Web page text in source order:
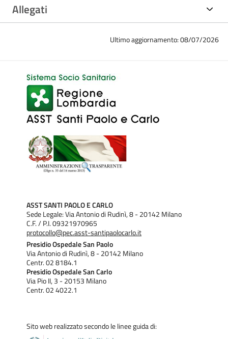
Allegati
Ultimo aggiornamento: 08/07/2026
ASST SANTI PAOLO E CARLO
Sede Legale: Via Antonio di Rudinì, 8 - 20142 Milano
C.F. / P.I. 09321970965
protocollo@pec.asst-santipaolocarlo.it
Presidio Ospedale San Paolo
Via Antonio di Rudinì, 8 - 20142 Milano
Centr. 02 8184.1
Presidio Ospedale San Carlo
Via Pio II, 3 - 20153 Milano
Centr. 02 4022.1
Sito web realizzato secondo le linee guida di: